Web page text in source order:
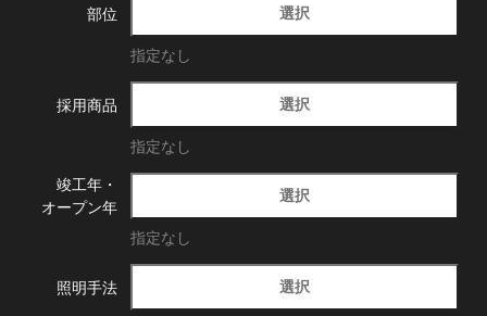
部位 選択
指定なし
採用商品 選択
指定なし
竣工年・
オープン年
選択
指定なし
照明手法 選択